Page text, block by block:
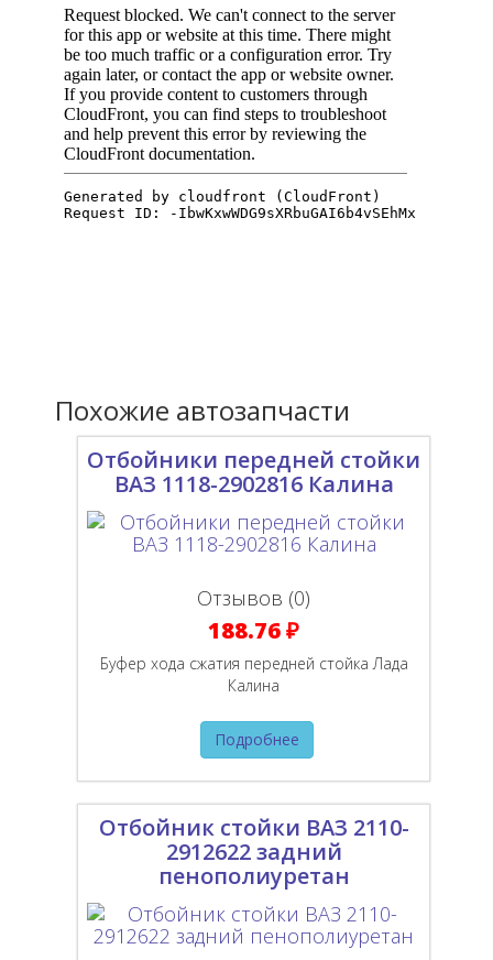
Похожие автозапчасти
Отбойники передней стойки
ВАЗ 1118-2902816 Калина
Отзывов (0)
188.76 ₽
Буфер хода сжатия передней стойка Лада
Калина
Подробнее
Отбойник стойки ВАЗ 2110-
2912622 задний
пенополиуретан